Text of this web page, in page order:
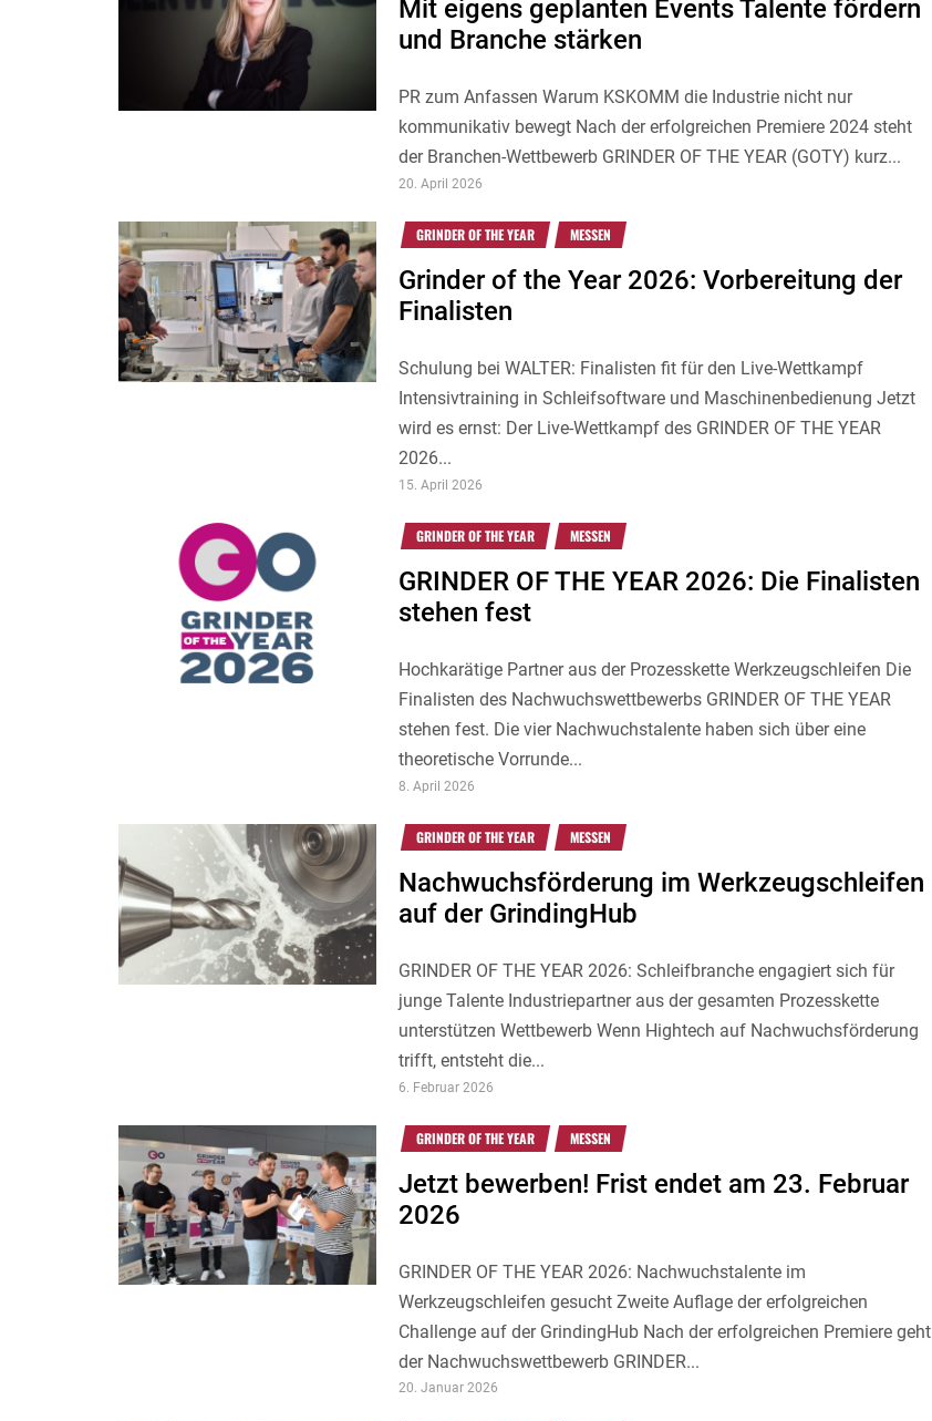
Mit eigens geplanten Events Talente fördern
und Branche stärken
PR zum Anfassen Warum KSKOMM die Industrie nicht nur
kommunikativ bewegt Nach der erfolgreichen Premiere 2024 steht
der Branchen-Wettbewerb GRINDER OF THE YEAR (GOTY) kurz...
20. April 2026
GRINDER OF THE YEAR MESSEN
Grinder of the Year 2026: Vorbereitung der
Finalisten
Schulung bei WALTER: Finalisten fit für den Live-Wettkampf
Intensivtraining in Schleifsoftware und Maschinenbedienung Jetzt
wird es ernst: Der Live-Wettkampf des GRINDER OF THE YEAR
2026...
15. April 2026
GRINDER OF THE YEAR MESSEN
GRINDER OF THE YEAR 2026: Die Finalisten
stehen fest
Hochkarätige Partner aus der Prozesskette Werkzeugschleifen Die
Finalisten des Nachwuchswettbewerbs GRINDER OF THE YEAR
stehen fest. Die vier Nachwuchstalente haben sich über eine
theoretische Vorrunde...
8. April 2026
GRINDER OF THE YEAR MESSEN
Nachwuchsförderung im Werkzeugschleifen
auf der GrindingHub
GRINDER OF THE YEAR 2026: Schleifbranche engagiert sich für
junge Talente Industriepartner aus der gesamten Prozesskette
unterstützen Wettbewerb Wenn Hightech auf Nachwuchsförderung
trifft, entsteht die...
6. Februar 2026
GRINDER OF THE YEAR MESSEN
Jetzt bewerben! Frist endet am 23. Februar
2026
GRINDER OF THE YEAR 2026: Nachwuchstalente im
Werkzeugschleifen gesucht Zweite Auflage der erfolgreichen
Challenge auf der GrindingHub Nach der erfolgreichen Premiere geht
der Nachwuchswettbewerb GRINDER...
20. Januar 2026